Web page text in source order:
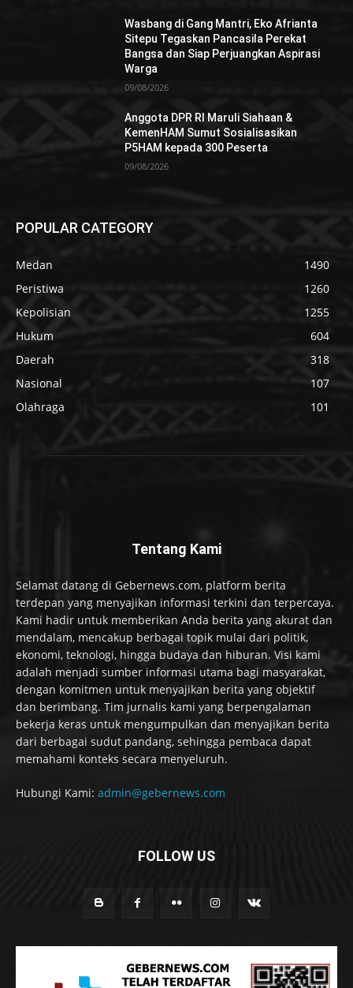
Wasbang di Gang Mantri, Eko Afrianta
Sitepu Tegaskan Pancasila Perekat
Bangsa dan Siap Perjuangkan Aspirasi
Warga
09/08/2026
Anggota DPR RI Maruli Siahaan &
KemenHAM Sumut Sosialisasikan
P5HAM kepada 300 Peserta
09/08/2026
POPULAR CATEGORY
Medan
1490
Peristiwa
1260
Kepolisian
1255
Hukum
604
Daerah
318
Nasional
107
Olahraga
101
Tentang Kami
Selamat datang di Gebernews.com, platform berita
terdepan yang menyajikan informasi terkini dan terpercaya.
Kami hadir untuk memberikan Anda berita yang akurat dan
mendalam, mencakup berbagai topik mulai dari politik,
ekonomi, teknologi, hingga budaya dan hiburan. Visi kami
adalah menjadi sumber informasi utama bagi masyarakat,
dengan komitmen untuk menyajikan berita yang objektif
dan berimbang. Tim jurnalis kami yang berpengalaman
bekerja keras untuk mengumpulkan dan menyajikan berita
dari berbagai sudut pandang, sehingga pembaca dapat
memahami konteks secara menyeluruh.
Hubungi Kami: admin@gebernews.com
FOLLOW US